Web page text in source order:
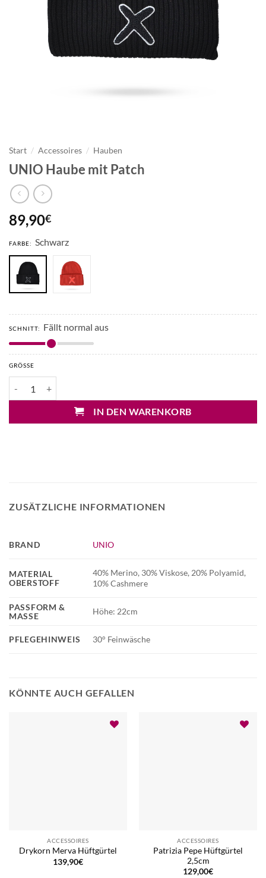
Start / Accessoires / Hauben
UNIO Haube mit Patch
89,90€
FARBE: Schwarz
SCHNITT: Fällt normal aus
GRÖSSE
IN DEN WARENKORB
ZUSÄTZLICHE INFORMATIONEN
PFLEGEHINWEIS 30° Feinwäsche
BRAND UNIO
MATERIAL
OBERSTOFF
40% Merino, 30% Viskose, 20% Polyamid,
10% Cashmere
PASSFORM &
MASSE
Höhe: 22cm
KÖNNTE AUCH GEFALLEN
ACCESSOIRES
Drykorn Merva Hüftgürtel
139,90€
ACCESSOIRES
Patrizia Pepe Hüftgürtel
2,5cm
129,00€